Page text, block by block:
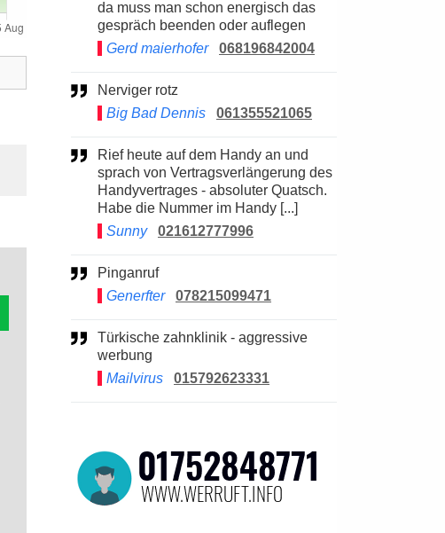
da muss man schon energisch das
gespräch beenden oder auflegen
Gerd maierhofer
068196842004
Nerviger rotz
Big Bad Dennis
061355521065
Rief heute auf dem Handy an und
sprach von Vertragsverlängerung des
Handyvertrages - absoluter Quatsch.
Habe die Nummer im Handy [...]
Sunny
021612777996
Pinganruf
Generfter
078215099471
Türkische zahnklinik - aggressive
werbung
Mailvirus
015792623331